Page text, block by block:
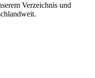
Verzeichnis und